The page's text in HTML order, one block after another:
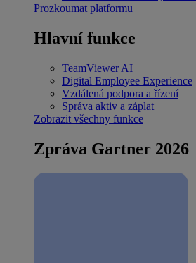
Prozkoumat platformu
Hlavní funkce
TeamViewer AI
Digital Employee Experience
Vzdálená podpora a řízení
Správa aktiv a záplat
Zobrazit všechny funkce
Zpráva Gartner 2026